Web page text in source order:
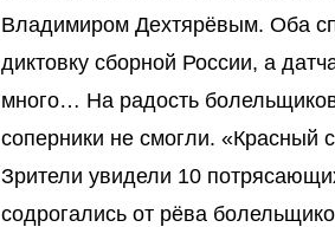
Владимиром Дехтярёвым. Оба
диктовку сборной России, а
много… На радость
соперники не смогли. «Красный
Зрители увидели 10
содрогались от рёва